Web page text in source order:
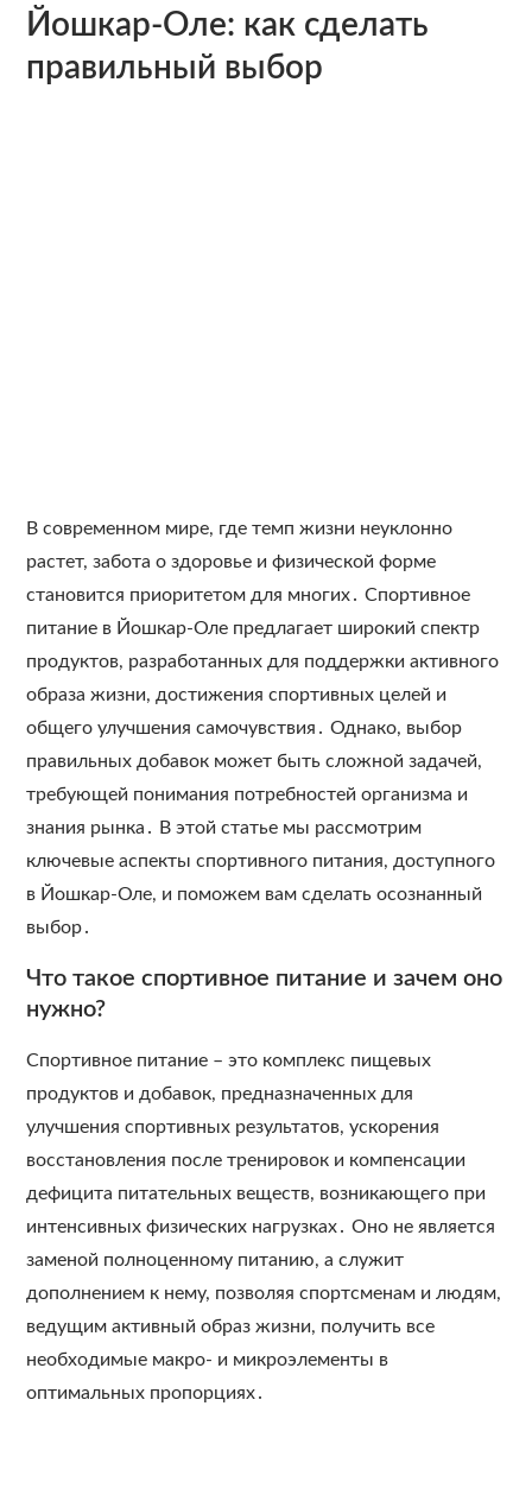
Йошкар-Оле: как сделать
правильный выбор
В современном мире, где темп жизни неуклонно
растет, забота о здоровье и физической форме
становится приоритетом для многих․ Спортивное
питание в Йошкар-Оле предлагает широкий спектр
продуктов, разработанных для поддержки активного
образа жизни, достижения спортивных целей и
общего улучшения самочувствия․ Однако, выбор
правильных добавок может быть сложной задачей,
требующей понимания потребностей организма и
знания рынка․ В этой статье мы рассмотрим
ключевые аспекты спортивного питания, доступного
в Йошкар-Оле, и поможем вам сделать осознанный
выбор․
Что такое спортивное питание и зачем оно
нужно?
Спортивное питание – это комплекс пищевых
продуктов и добавок, предназначенных для
улучшения спортивных результатов, ускорения
восстановления после тренировок и компенсации
дефицита питательных веществ, возникающего при
интенсивных физических нагрузках․ Оно не является
заменой полноценному питанию, а служит
дополнением к нему, позволяя спортсменам и людям,
ведущим активный образ жизни, получить все
необходимые макро- и микроэлементы в
оптимальных пропорциях․